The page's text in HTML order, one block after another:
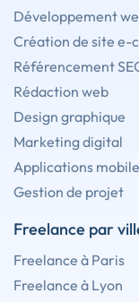
Développement
Création de site e-
Référencement
Rédaction web
Design graphique
Marketing digital
Applications
Gestion de projet
Freelance par
Freelance à Paris
Freelance à Lyon